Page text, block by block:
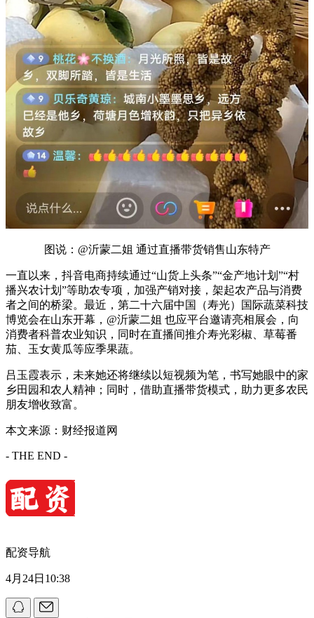
图说：@沂蒙二姐 通过直播带货销售山东特产
一直以来，抖音电商持续通过“山货上头条”“金产地计划”“村
播兴农计划”等助农专项，加强产销对接，架起农产品与消费
者之间的桥梁。最近，第二十六届中国（寿光）国际蔬菜科技
博览会在山东开幕，@沂蒙二姐 也应平台邀请亮相展会，向
消费者科普农业知识，同时在直播间推介寿光彩椒、草莓番
茄、玉女黄瓜等应季果蔬。
吕玉霞表示，未来她还将继续以短视频为笔，书写她眼中的家
乡田园和农人精神；同时，借助直播带货模式，助力更多农民
朋友增收致富。
本文来源：财经报道网
- THE END -
配资导航
4月24日10:38